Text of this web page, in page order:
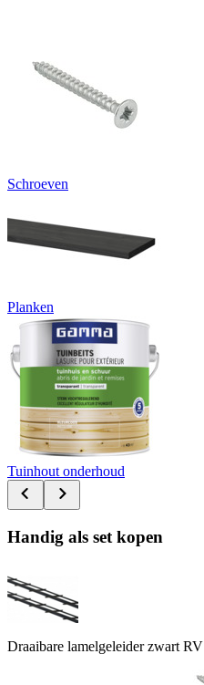
Schroeven
Planken
Tuinhout onderhoud
Handig als set kopen
Draaibare lamelgeleider zwart